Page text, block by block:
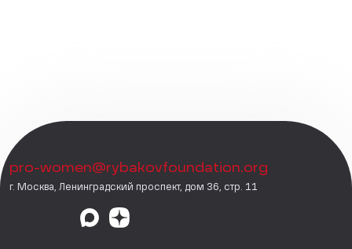
pro-women@rybakovfoundation.org
г. Москва, Ленинградский проспект, дом 36, стр. 11